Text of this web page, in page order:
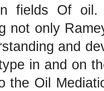
fields Of
not only
and
in and on
the Oil